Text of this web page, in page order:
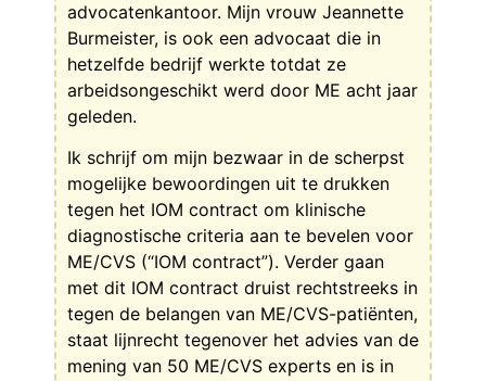
advocatenkantoor. Mijn vrouw Jeannette
Burmeister, is ook een advocaat die in
hetzelfde bedrijf werkte totdat ze
arbeidsongeschikt werd door ME acht jaar
geleden.
Ik schrijf om mijn bezwaar in de scherpst
mogelijke bewoordingen uit te drukken
tegen het IOM contract om klinische
diagnostische criteria aan te bevelen voor
ME/CVS (“IOM contract”). Verder gaan
met dit IOM contract druist rechtstreeks in
tegen de belangen van ME/CVS-patiënten,
staat lijnrecht tegenover het advies van de
mening van 50 ME/CVS experts en is in